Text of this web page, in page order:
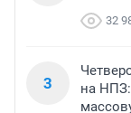
32
3
на